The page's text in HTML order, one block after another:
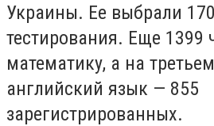
Украины. Ее выбрали
тестирования. Еще 1399
математику, а на
английский язык — 855
зарегистрированных.